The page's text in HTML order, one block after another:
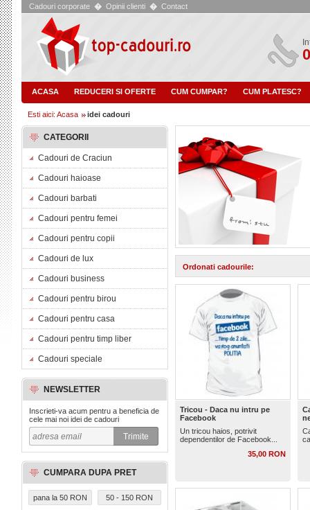
Cadouri corporate � Opinii clienti � Contact
ACASA REDUCERI SI OFERTE CUM CUMPAR? CUM PLATESC?
Esti aici: Acasa idei cadouri
CATEGORII
Cadouri de Craciun
Cadouri haioase
Cadouri barbati
Cadouri pentru femei
Cadouri pentru copii
Cadouri de lux
Cadouri business
Cadouri pentru birou
Cadouri pentru casa
Cadouri pentru timp liber
Cadouri speciale
NEWSLETTER
Inscrieti-va acum pentru a beneficia de
cele mai noi idei de cadouri
CUMPARA DUPA PRET
pana la 50 RON 50 - 150 RON
Ordonati cadourile:
Tricou - Daca nu intru pe
Facebook
Un tricou haios, potrivit
dependentilor de Facebook...
35,00 RON